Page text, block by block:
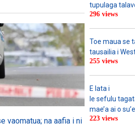
vaomatua; na aafia i ni
tupulaga
296 views
Toe maua se
tausailia i
255 views
E lata i
le sefulu
mae’a ai o
223 views